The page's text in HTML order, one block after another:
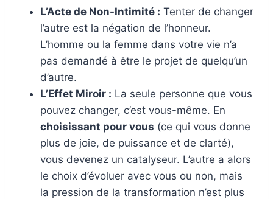
L’Acte de Non-Intimité : Tenter de changer
l’autre est la négation de l’honneur.
L’homme ou la femme dans votre vie n’a
pas demandé à être le projet de quelqu’un
d’autre.
L’Effet Miroir : La seule personne que vous
pouvez changer, c’est vous-même. En
choisissant pour vous (ce qui vous donne
plus de joie, de puissance et de clarté),
vous devenez un catalyseur. L’autre a alors
le choix d’évoluer avec vous ou non, mais
la pression de la transformation n’est plus